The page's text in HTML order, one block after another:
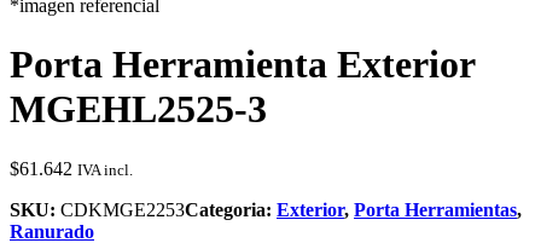
*imagen referencial
Porta Herramienta Exterior
MGEHL2525-3
$61.642 IVA incl.
SKU: CDKMGE2253Categoria: Exterior, Porta Herramientas,
Ranurado